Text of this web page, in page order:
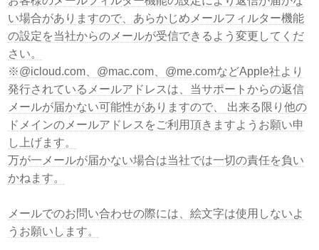
い場合がありますので、あらかじめメールフィルター機能
の設定を当社からのメールが受信できるよう変更してくだ
さい。
※@icloud.com、@mac.com、@me.comなどApple社より
発行されているメールアドレスは、当サポートからの返信
メールが届かない可能性がありますので、 出来る限り他の
ドメインのメールアドレスをご利用頂きますようお願い申
し上げます。
万が一メールが届かない場合は当社では一切の責任を負い
かねます。
メールでのお問い合わせの際には、絵文字は使用しないよ
うお願いします。